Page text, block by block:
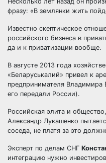
фразу: «В землянки жить
Известно скептическое
российского бизнеса в
да и к приватизации вообще.
В августе 2013 года
«Беларуськалий» привел к
предпринимателя Владимира
его передали России).
Российская элита и
Александр Лукашенко
соседа, не платя за это
Эксперт по делам СНГ
интеграцию нужно